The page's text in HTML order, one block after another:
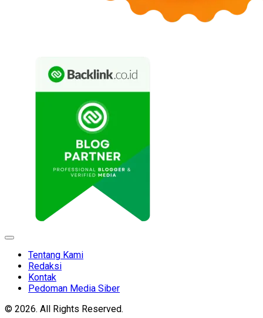
Expand
Tentang Kami
Redaksi
Kontak
Pedoman Media Siber
© 2026. All Rights Reserved.